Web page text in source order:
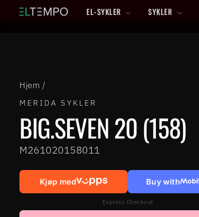
Hopp
EL-SYKLER SYKLER
Hjem /
MERIDA SYKLER
BIG.SEVEN 20 (158)
M261020158011
Kjøp med Buy with
Express Checkout